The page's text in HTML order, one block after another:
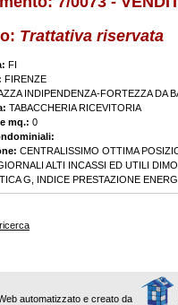
Trattativa riservata
FI
FIRENZE
INDIPENDENZA-FORTEZZA DA
TABACCHERIA RICEVITORIA
mq.: 0
CENTRALISSIMO OTTIMA
ALTI INCASSI ED UTILI
G, INDICE PRESTAZIONE
automatizzato e creato da